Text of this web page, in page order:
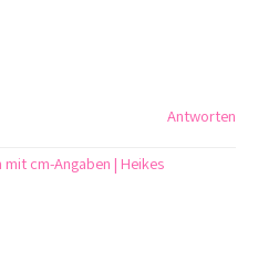
Antworten
cm-Angaben | Heikes